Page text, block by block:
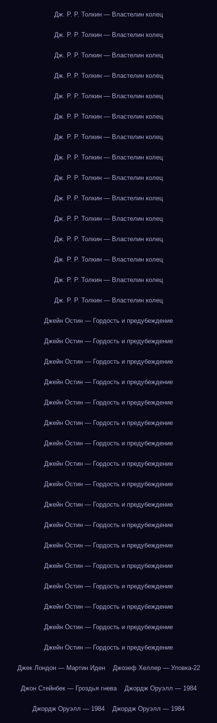
Дж. Р. Р. Толкин — Властелин колец
Дж. Р. Р. Толкин — Властелин колец
Дж. Р. Р. Толкин — Властелин колец
Дж. Р. Р. Толкин — Властелин колец
Дж. Р. Р. Толкин — Властелин колец
Дж. Р. Р. Толкин — Властелин колец
Дж. Р. Р. Толкин — Властелин колец
Дж. Р. Р. Толкин — Властелин колец
Дж. Р. Р. Толкин — Властелин колец
Дж. Р. Р. Толкин — Властелин колец
Дж. Р. Р. Толкин — Властелин колец
Дж. Р. Р. Толкин — Властелин колец
Дж. Р. Р. Толкин — Властелин колец
Дж. Р. Р. Толкин — Властелин колец
Дж. Р. Р. Толкин — Властелин колец
Джейн Остин — Гордость и предубеждение
Джейн Остин — Гордость и предубеждение
Джейн Остин — Гордость и предубеждение
Джейн Остин — Гордость и предубеждение
Джейн Остин — Гордость и предубеждение
Джейн Остин — Гордость и предубеждение
Джейн Остин — Гордость и предубеждение
Джейн Остин — Гордость и предубеждение
Джейн Остин — Гордость и предубеждение
Джейн Остин — Гордость и предубеждение
Джейн Остин — Гордость и предубеждение
Джейн Остин — Гордость и предубеждение
Джейн Остин — Гордость и предубеждение
Джейн Остин — Гордость и предубеждение
Джейн Остин — Гордость и предубеждение
Джейн Остин — Гордость и предубеждение
Джейн Остин — Гордость и предубеждение
Джек Лондон — Мартин Иден Джозеф Хеллер — Уловка-22
Джон Стейнбек — Гроздья гнева Джордж Оруэлл — 1984
Джордж Оруэлл — 1984 Джордж Оруэлл — 1984